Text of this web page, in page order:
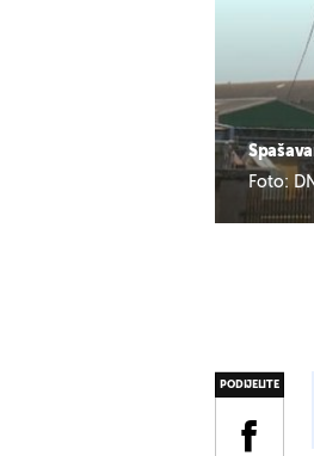
Foto:
PODIJELITE